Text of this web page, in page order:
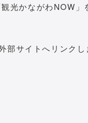
光かながわNOW」
外部サイトへリンクし